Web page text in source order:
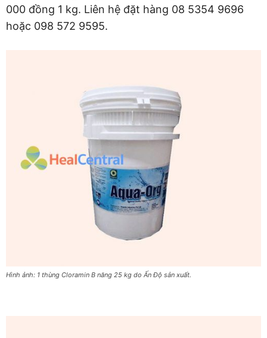
000 đồng 1 kg. Liên hệ đặt hàng 08 5354 9696
hoặc 098 572 9595.
Hình ảnh: 1 thùng Cloramin B năng 25 kg do Ấn Độ sản xuất.